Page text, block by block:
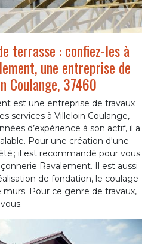
terrasse : confiez-les à
une entreprise de
Coulange, 37460
est une entreprise de travaux
services à Villeloin Coulange,
d’expérience à son actif, il a
Pour une création d'une
; il est recommandé pour vous
Ravalement. Il est aussi
de fondation, le coulage
murs. Pour ce genre de travaux,